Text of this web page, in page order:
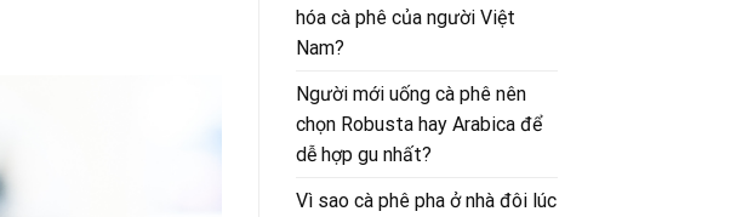
hóa cà phê của người Việt
Nam?
Người mới uống cà phê nên
chọn Robusta hay Arabica để
dễ hợp gu nhất?
Vì sao cà phê pha ở nhà đôi lúc